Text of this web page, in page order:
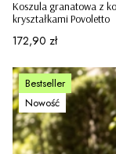
Koszula granatowa z
kryształkami Povoletto
Cena
172,90 zł
Bestseller
Nowość